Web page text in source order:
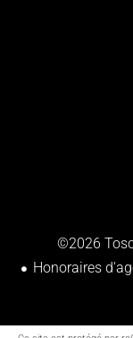
©2026
Honoraires